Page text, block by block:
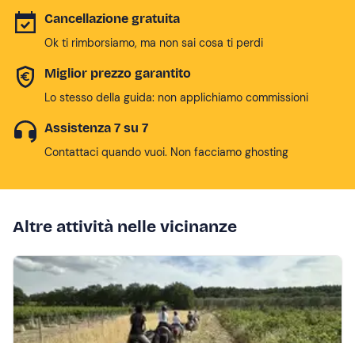
Cancellazione gratuita
Ok ti rimborsiamo, ma non sai cosa ti perdi
Miglior prezzo garantito
Lo stesso della guida: non applichiamo commissioni
Assistenza 7 su 7
Contattaci quando vuoi. Non facciamo ghosting
Altre attività nelle vicinanze